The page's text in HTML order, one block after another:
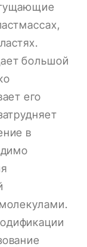
большой
его
в